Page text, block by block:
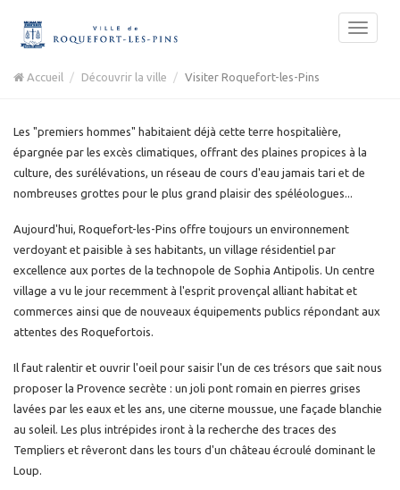
Accueil Découvrir la ville Visiter Roquefort-les-Pins
Les "premiers hommes" habitaient déjà cette terre hospitalière,
épargnée par les excès climatiques, offrant des plaines propices à la
culture, des surélévations, un réseau de cours d'eau jamais tari et de
nombreuses grottes pour le plus grand plaisir des spéléologues...
Aujourd'hui, Roquefort-les-Pins offre toujours un environnement
verdoyant et paisible à ses habitants, un village résidentiel par
excellence aux portes de la technopole de Sophia Antipolis. Un centre
village a vu le jour recemment à l'esprit provençal alliant habitat et
commerces ainsi que de nouveaux équipements publics répondant aux
attentes des Roquefortois.
Il faut ralentir et ouvrir l'oeil pour saisir l'un de ces trésors que sait nous
proposer la Provence secrète : un joli pont romain en pierres grises
lavées par les eaux et les ans, une citerne moussue, une façade blanchie
au soleil. Les plus intrépides iront à la recherche des traces des
Templiers et rêveront dans les tours d'un château écroulé dominant le
Loup.